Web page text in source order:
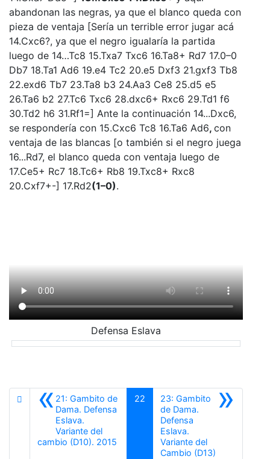
abandonan las negras, ya que el blanco queda con
pieza de ventaja [Sería un terrible error jugar acá
14.Cxc6?, ya que el negro igualaría la partida
luego de 14…Tc8 15.Txa7 Txc6 16.Ta8+ Rd7 17.0–0
Db7 18.Ta1 Ad6 19.e4 Tc2 20.e5 Dxf3 21.gxf3 Tb8
22.exd6 Tb7 23.Ta8 b3 24.Aa3 Ce8 25.d5 e5
26.Ta6 b2 27.Tc6 Txc6 28.dxc6+ Rxc6 29.Td1 f6
30.Td2 h6 31.Rf1=] Ante la continuación 14...Dxc6,
se respondería con 15.Cxc6 Tc8 16.Ta6 Ad6, con
ventaja de las blancas [o también si el negro juega
16...Rd7, el blanco queda con ventaja luego de
17.Ce5+ Rc7 18.Tc6+ Rb8 19.Txc8+ Rxc8
20.Cxf7+-] 17.Rd2(1–0).
Defensa Eslava
«21: Gambito de
Dama. Defensa
Eslava.
Variante del
cambio (D10). 2015
22 »
23: Gambito
de Dama.
Defensa
Eslava.
Variante del
Cambio (D13)Siguiente